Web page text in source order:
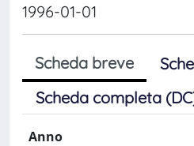
1996-01-01
Scheda breve
Scheda completa
Anno